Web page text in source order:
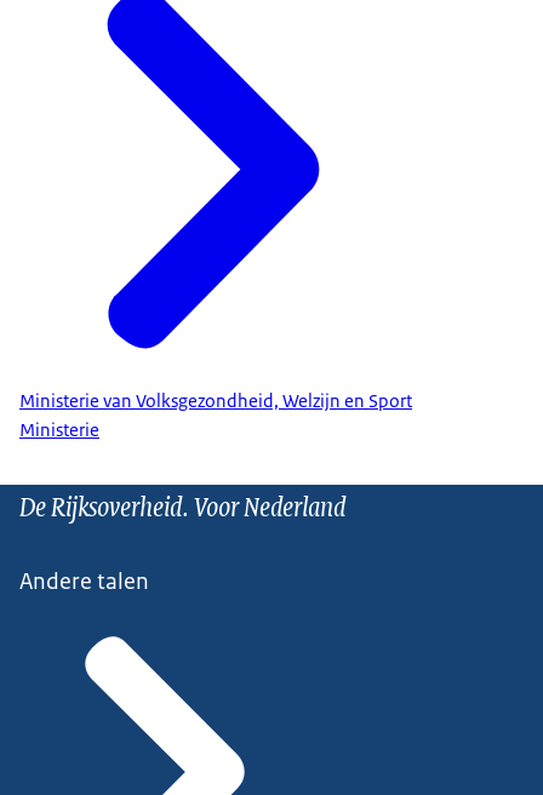
Ministerie van Volksgezondheid, Welzijn en Sport
Ministerie
De Rijksoverheid. Voor Nederland
Andere talen